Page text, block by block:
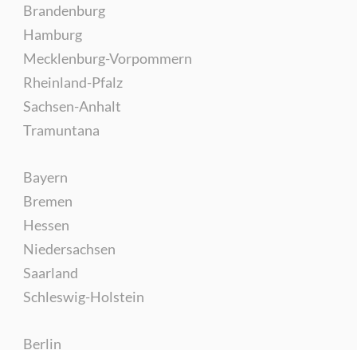
Brandenburg
Hamburg
Mecklenburg-Vorpommern
Rheinland-Pfalz
Sachsen-Anhalt
Tramuntana
Bayern
Bremen
Hessen
Niedersachsen
Saarland
Schleswig-Holstein
Berlin